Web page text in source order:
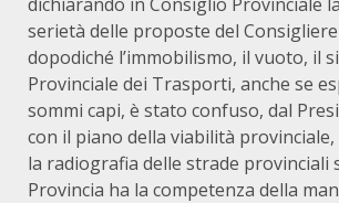
serietà delle proposte del
dopodiché l’immobilismo, il vuoto, il
Provinciale dei Trasporti, anche se
sommi capi, è stato confuso, dal
con il piano della viabilità provinciale,
la radiografia delle strade provinciali
Provincia ha la competenza della